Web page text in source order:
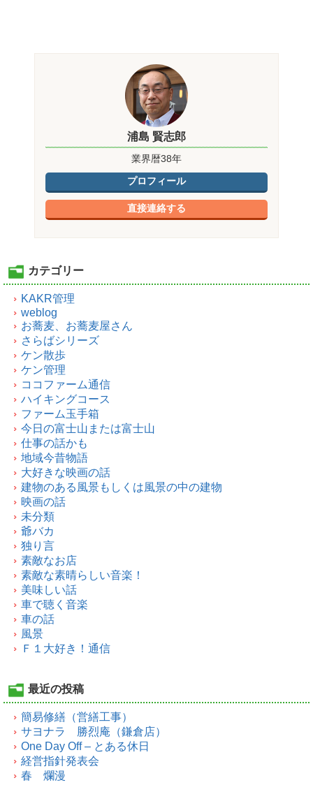
浦島 賢志郎
業界暦38年
プロフィール
直接連絡する
カテゴリー
KAKR管理
weblog
お蕎麦、お蕎麦屋さん
さらばシリーズ
ケン散歩
ケン管理
ココファーム通信
ハイキングコース
ファーム玉手箱
今日の富士山または富士山
仕事の話かも
地域今昔物語
大好きな映画の話
建物のある風景もしくは風景の中の建物
映画の話
未分類
爺バカ
独り言
素敵なお店
素敵な素晴らしい音楽！
美味しい話
車で聴く音楽
車の話
風景
Ｆ１大好き！通信
最近の投稿
簡易修繕（営繕工事）
サヨナラ 勝烈庵（鎌倉店）
One Day Off – とある休日
経営指針発表会
春 爛漫